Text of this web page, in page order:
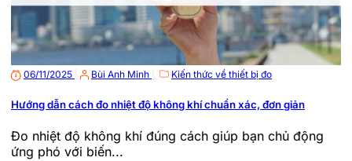
06/11/2025 Bùi Anh Minh Kiến thức về thiết bị đo
Hướng dẫn cách đo nhiệt độ không khí chuẩn xác, đơn giản
Đo nhiệt độ không khí đúng cách giúp bạn chủ động
ứng phó với biến...